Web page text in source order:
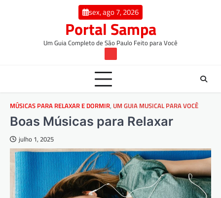
sex, ago 7, 2026
Portal Sampa
Um Guia Completo de São Paulo Feito para Você
TW
MÚSICAS PARA RELAXAR E DORMIR, UM GUIA MUSICAL PARA VOCÊ
Boas Músicas para Relaxar
julho 1, 2025